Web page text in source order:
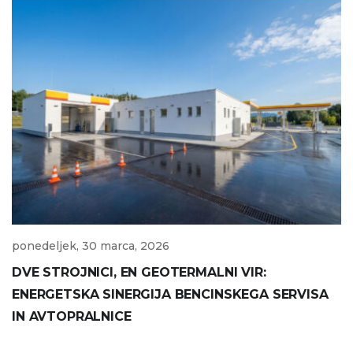
ponedeljek, 30 marca, 2026
DVE STROJNICI, EN GEOTERMALNI VIR:
ENERGETSKA SINERGIJA BENCINSKEGA SERVISA
IN AVTOPRALNICE